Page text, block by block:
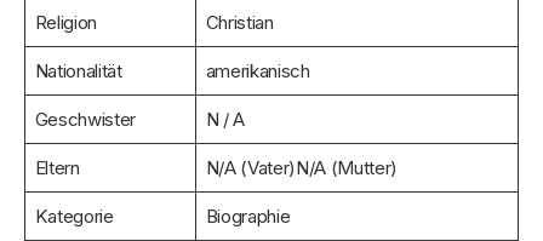
Religion Christian
Nationalität amerikanisch
Geschwister N / A
Eltern N/A (Vater)N/A (Mutter)
Kategorie Biographie